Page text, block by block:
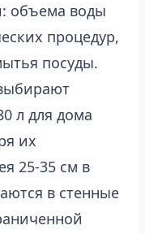
объема воды
процедур,
посуды.
л для дома
их
25-35 см в
в стенные